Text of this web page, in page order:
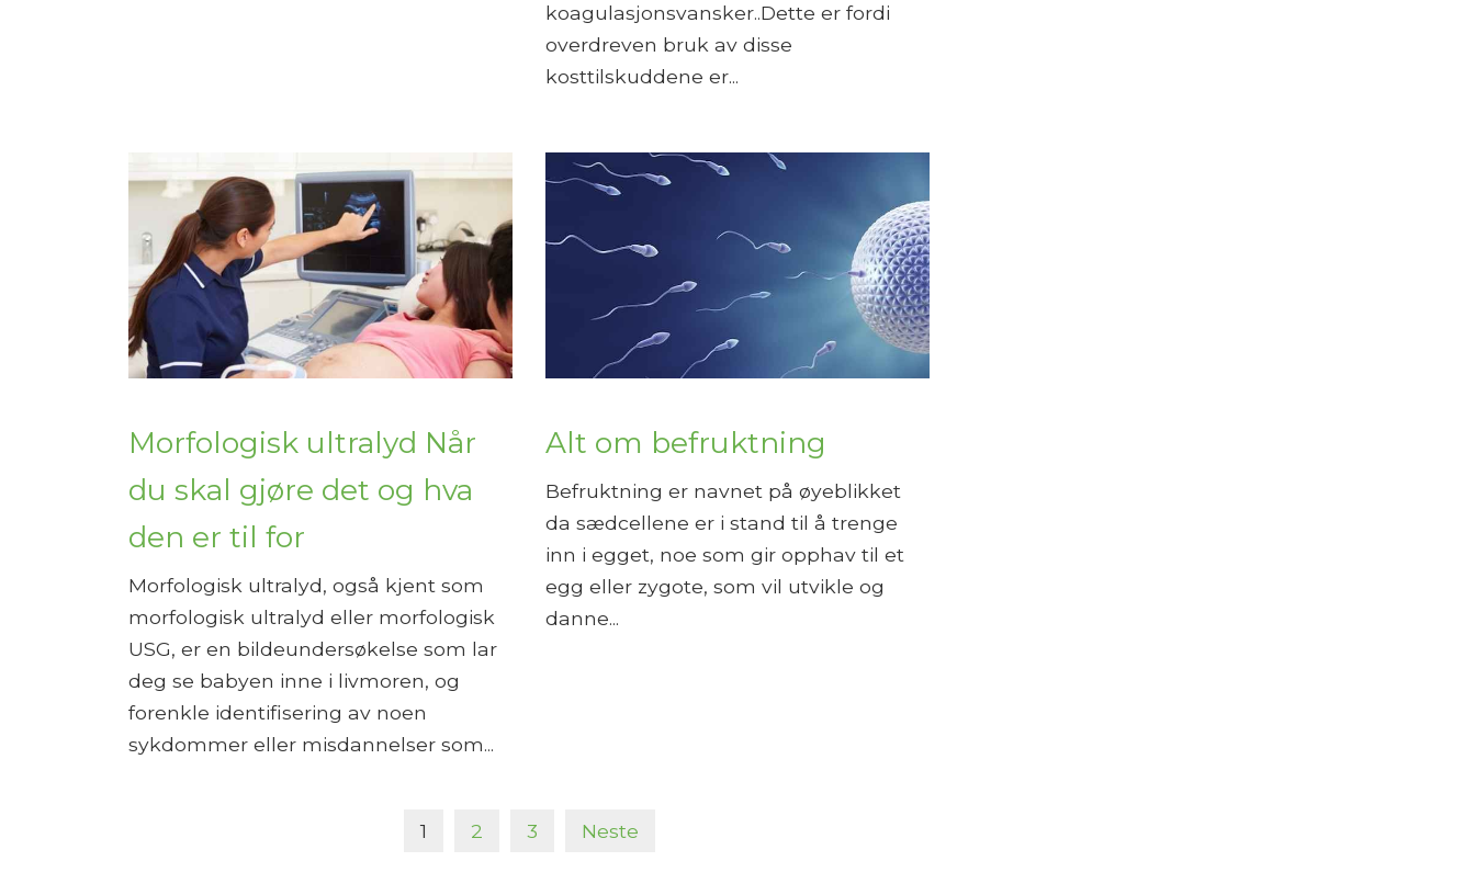
koagulasjonsvansker..Dette er fordi
overdreven bruk av disse
kosttilskuddene er...
Morfologisk ultralyd Når
du skal gjøre det og hva
den er til for
Morfologisk ultralyd, også kjent som
morfologisk ultralyd eller morfologisk
USG, er en bildeundersøkelse som lar
deg se babyen inne i livmoren, og
forenkle identifisering av noen
sykdommer eller misdannelser som...
Alt om befruktning
Befruktning er navnet på øyeblikket
da sædcellene er i stand til å trenge
inn i egget, noe som gir opphav til et
egg eller zygote, som vil utvikle og
danne...
1 2 3 Neste